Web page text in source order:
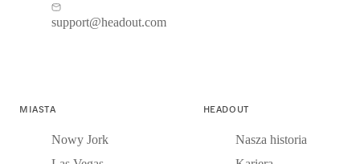
support@headout.com
MIASTA
Nowy Jork
HEADOUT
Nasza historia